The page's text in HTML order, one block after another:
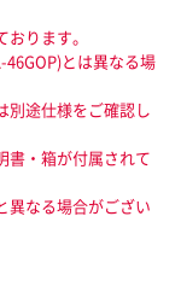
ります。
とは異なる場
途仕様をご確認し
・箱が付属されて
なる場合がござい